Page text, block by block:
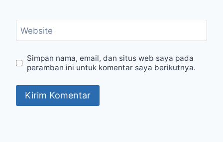
Website
Simpan nama, email, dan situs web saya pada
peramban ini untuk komentar saya berikutnya.